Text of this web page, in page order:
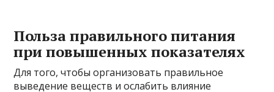
Польза правильного питания
при повышенных показателях
Для того, чтобы организовать правильное
выведение веществ и ослабить влияние